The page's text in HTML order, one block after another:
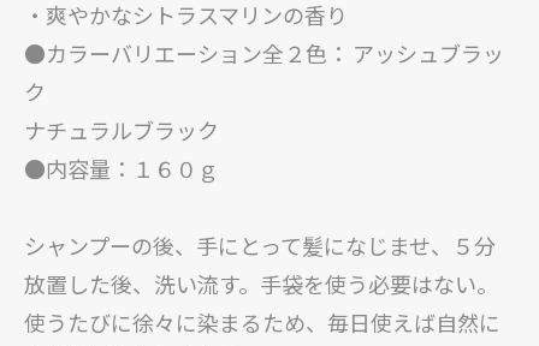
・爽やかなシトラスマリンの香り
●カラーバリエーション全２色： アッシュブラッ
ク
ナチュラルブラック
●内容量：１６０ｇ
シャンプーの後、手にとって髪になじませ、５分
放置した後、洗い流す。手袋を使う必要はない。
使うたびに徐々に染まるため、毎日使えば自然に